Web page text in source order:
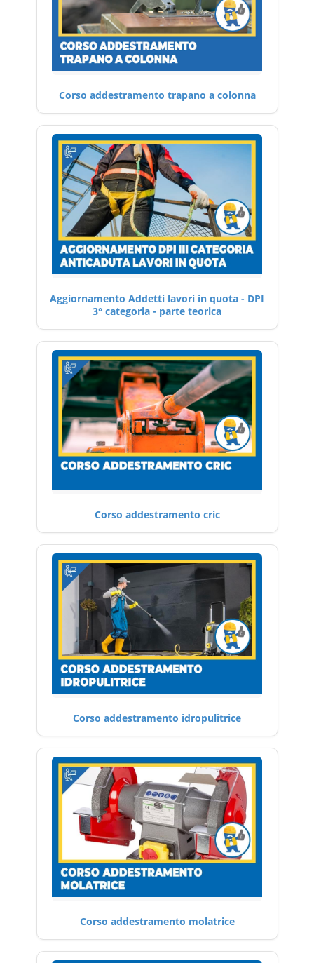
Corso addestramento trapano a colonna
Aggiornamento Addetti lavori in quota - DPI
3° categoria - parte teorica
Corso addestramento cric
Corso addestramento idropulitrice
Corso addestramento molatrice